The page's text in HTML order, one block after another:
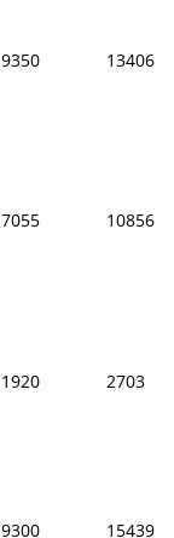
9350 13406
7055 10856
1920 2703
9300 15439